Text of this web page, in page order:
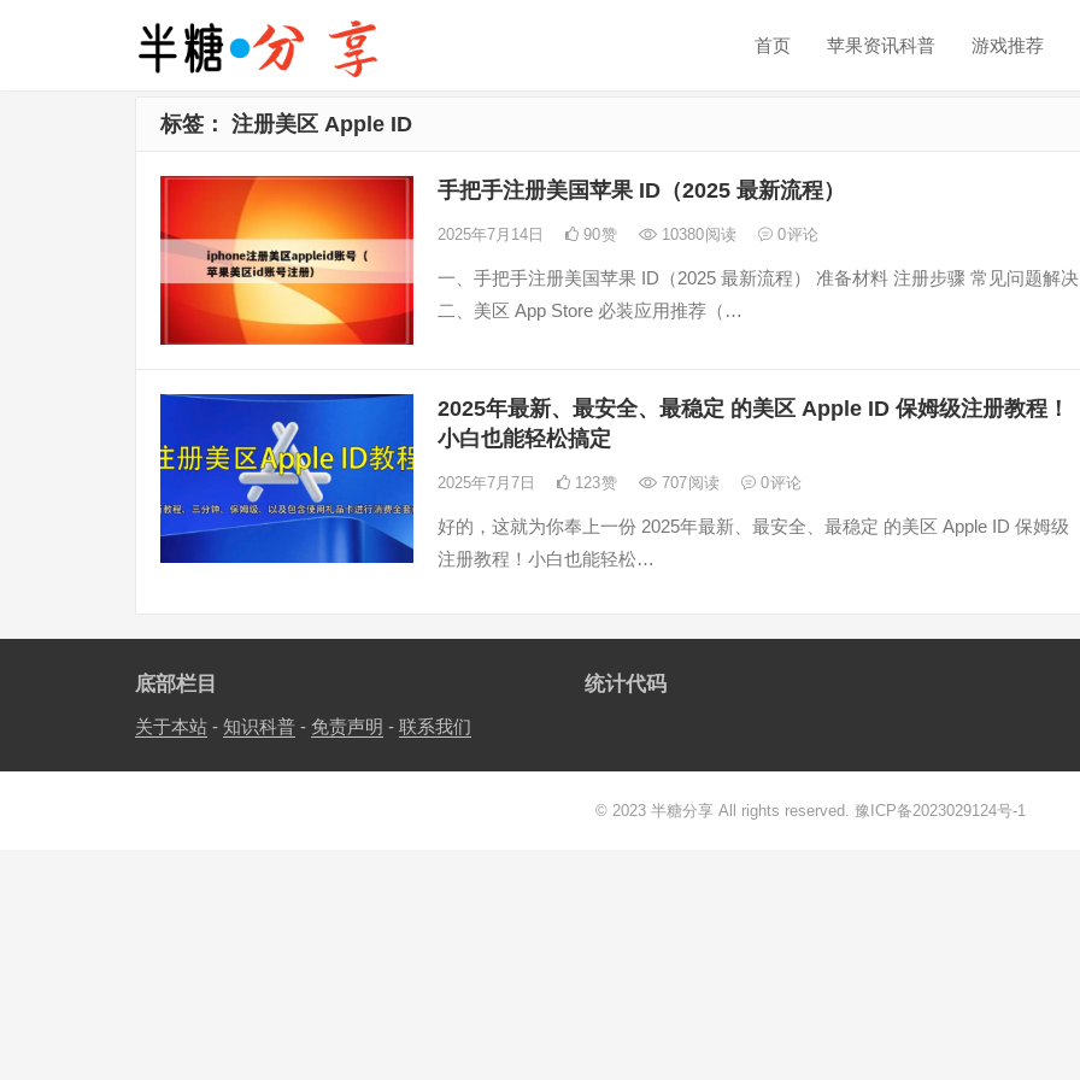
首页 苹果资讯科普 游戏推荐
标签： 注册美区 Apple ID
手把手注册美国苹果 ID（2025 最新流程）
2025年7月14日 90赞 10380阅读 0评论
一、手把手注册美国苹果 ID（2025 最新流程） 准备材料 注册步骤 常见问题解决
二、美区 App Store 必装应用推荐（…
2025年最新、最安全、最稳定 的美区 Apple ID 保姆级注册教程！
小白也能轻松搞定
2025年7月7日 123赞 707阅读 0评论
好的，这就为你奉上一份 2025年最新、最安全、最稳定 的美区 Apple ID 保姆级
注册教程！小白也能轻松…
底部栏目
关于本站 - 知识科普 - 免责声明 - 联系我们
统计代码
© 2023 半糖分享 All rights reserved. 豫ICP备2023029124号-1